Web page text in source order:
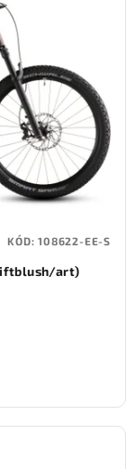
art)
KÓD:108622-EE-S